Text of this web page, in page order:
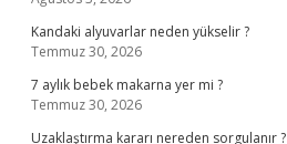
Kandaki alyuvarlar neden yükselir ?
Temmuz 30, 2026
7 aylık bebek makarna yer mi ?
Temmuz 30, 2026
Uzaklaştırma kararı nereden sorgulanır ?